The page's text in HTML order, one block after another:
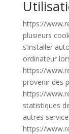
https://
plusieurs
s’installer
ordinateur
https://
provenir des
https://
statistiques
autres
https://